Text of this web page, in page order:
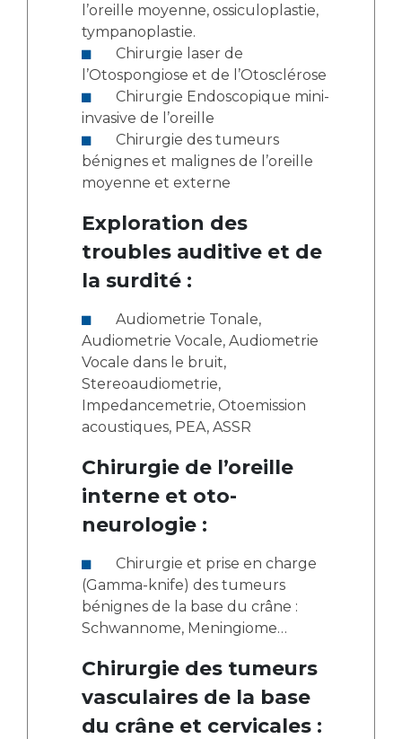
l’oreille moyenne, ossiculoplastie,
tympanoplastie.
l’Otospongiose et de l’Otosclérose
invasive de l’oreille
bénignes et malignes de l’oreille
moyenne et externe
Exploration des
troubles auditive et de
la surdité :
Audiometrie Vocale, Audiometrie
Vocale dans le bruit,
Stereoaudiometrie,
Impedancemetrie, Otoemission
acoustiques, PEA, ASSR
Chirurgie de l’oreille
interne et oto-
neurologie :
(Gamma-knife) des tumeurs
bénignes de la base du crâne :
Schwannome, Meningiome…
Chirurgie des tumeurs
vasculaires de la base
du crâne et cervicales :